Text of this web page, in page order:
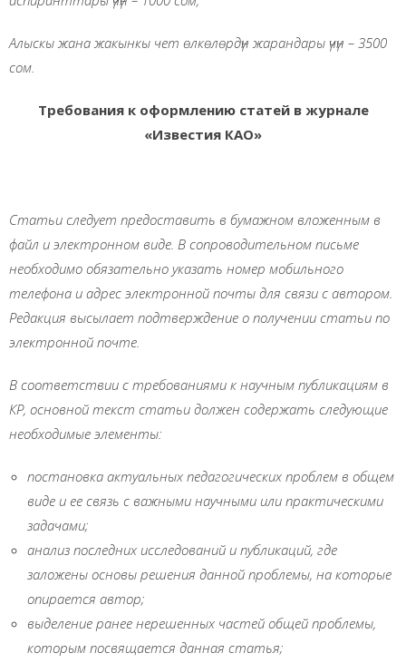
Алыскы жана жакынкы чет өлкөлөрдүн жарандары үчүн – 3500
сом.
Требования к оформлению статей в журнале
«Известия КАО»
Статьи следует предоставить в бумажном вложенным в
файл и электронном виде. В сопроводительном письме
необходимо обязательно указать номер мобильного
телефона и адрес электронной почты для связи с автором.
Редакция высылает подтверждение о получении статьи по
электронной почте.
В соответствии с требованиями к научным публикациям в
КР, основной текст статьи должен содержать следующие
необходимые элементы:
постановка актуальных педагогических проблем в общем
виде и ее связь с важными научными или практическими
задачами;
анализ последних исследований и публикаций, где
заложены основы решения данной проблемы, на которые
опирается автор;
выделение ранее нерешенных частей общей проблемы,
которым посвящается данная статья;